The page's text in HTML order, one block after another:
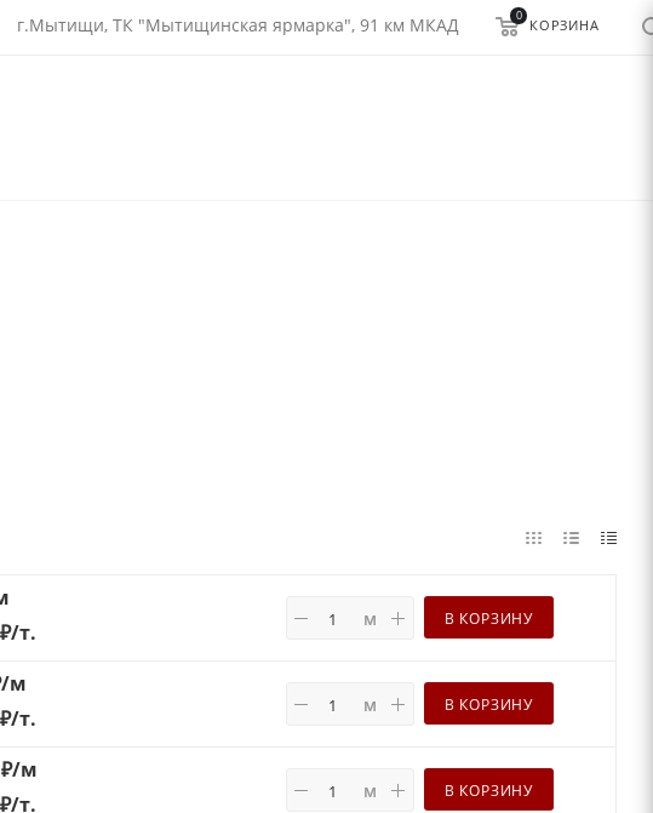
г.Мытищи, ТК "Мытищинская ярмарка", 91 км МКАД 0
КОРЗИНА
₽/т.
м В КОРЗИНУ
м
₽/т.
м В КОРЗИНУ
₽/м
₽/т.
м В КОРЗИНУ